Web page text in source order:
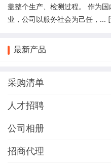
盖整个生产、检测过程。 作为
业，公司以服务社会为己任，... [
最新产品
采购清单
人才招聘
公司相册
招商代理